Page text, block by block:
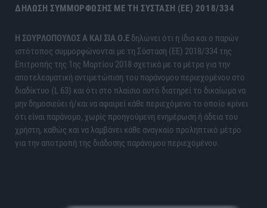
ΔΉΛΩΣΗ ΣΥΜΜΌΡΦΩΣΗΣ ΜΕ ΤΗ ΣΎΣΤΑΣΗ (ΕΕ) 2018/334
H ΣΟΥΡΛΟΠΟΥΛΟΣ Α ΚΑΙ ΣΙΑ Ο.Ε δηλώνει ότι η ίδια και ο παρών
ιστότοπος συμμορφώνονται με τη Σύσταση (ΕΕ) 2018/334 της
Επιτροπής της 1ης Μαρτίου 2018 σχετικά με τα μέτρα για την
αποτελεσματική αντιμετώπιση του παράνομου περιεχομένου στο
διαδίκτυο (L 63) και ότι στο πλαίσιο αυτό διατηρεί το δικαίωμα να
μην δημοσιεύει ή/και να αφαιρεί κάθε περιεχόμενο το οποίο κρίνει
ότι είναι παράνομο, χωρίς προηγούμενη ενημέρωση ή άδεια του
χρήστη, καθώς και να λαμβάνει κάθε αναγκαίο προληπτικό μέτρο
για την αποτροπή της διάδοσης παράνομου περιεχομένου.